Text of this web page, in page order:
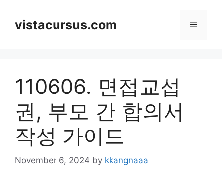
contentvistacursus.com Menu
110606. 면접교섭
권, 부모 간 합의서
작성 가이드
November 6, 2024 by kkangnaaa